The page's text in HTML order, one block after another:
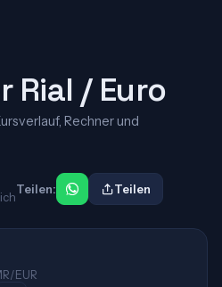
Rial / Euro
Rechner und
Teilen: Teilen
EUR